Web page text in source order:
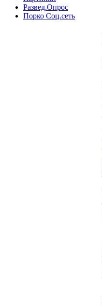
Развед.Опрос
Порко Соц.сеть